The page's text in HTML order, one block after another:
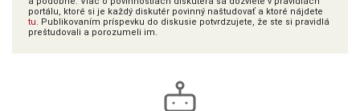
portálu, ktoré si je každý diskutér povinný naštudovať a ktoré nájdete
tu. Publikovaním príspevku do diskusie potvrdzujete, že ste si pravidlá
preštudovali a porozumeli im.